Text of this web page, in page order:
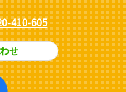
410-605
せ